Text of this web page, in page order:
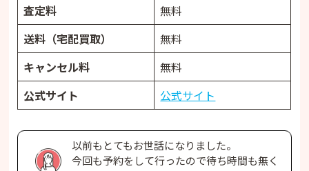
査定料
無料
送料（宅配買取）
無料
キャンセル料
無料
公式サイト
公式サイト
以前もとてもお世話になりました。
今回も予約をして行ったので待ち時間も無く